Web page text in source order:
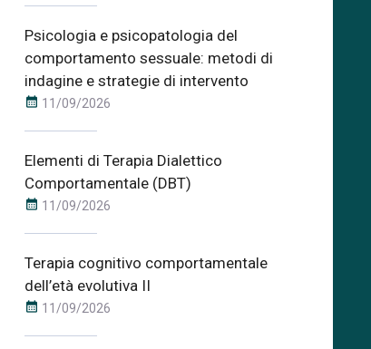
Psicologia e psicopatologia del
comportamento sessuale: metodi di
indagine e strategie di intervento
calendar_month 11/09/2026
Elementi di Terapia Dialettico
Comportamentale (DBT)
calendar_month 11/09/2026
Terapia cognitivo comportamentale
dell’età evolutiva II
calendar_month 11/09/2026